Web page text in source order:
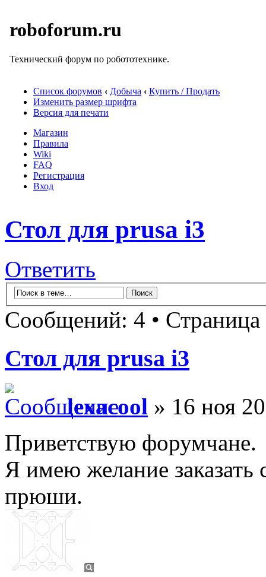
roboforum.ru
Технический форум по робототехнике.
Список форумов ‹ Добыча ‹ Купить / Продать
Изменить размер шрифта
Версия для печати
Магазин
Правила
Wiki
FAQ
Регистрация
Вход
Стол для prusa i3
Ответить
Сообщений: 4 • Страница
Стол для prusa i3
lexacool » 16 ноя
Приветствую форумчане.
Я имею желание заказать
прюши.